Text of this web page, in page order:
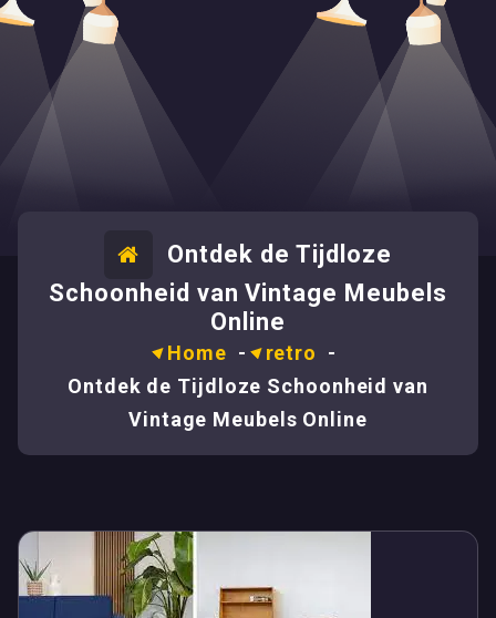
Ontdek de Tijdloze
Schoonheid van Vintage Meubels
Online
Home - retro -
Ontdek de Tijdloze Schoonheid van
Vintage Meubels Online